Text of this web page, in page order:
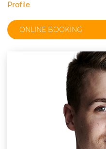
Profile
ONLINE BOOKING